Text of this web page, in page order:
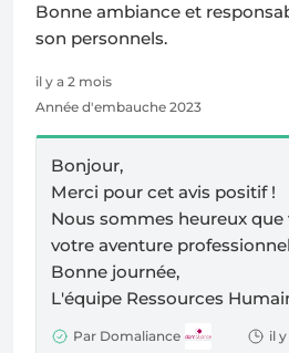
Bonne ambiance et
son personnels.
il y a 2 mois
Année d'embauche 2023
Bonjour,
Merci pour cet avis positif !
Nous sommes heureux que
votre aventure
Bonne journée,
L'équipe Ressources
Par Domaliance il